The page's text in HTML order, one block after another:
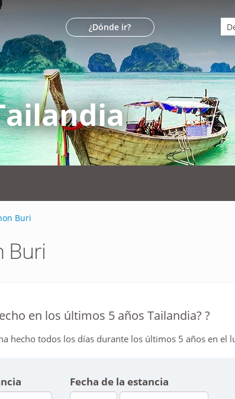
¿Dónde ir?
Buri
Buri
en los últimos 5 años Tailandia? ?
hecho todos los días durante los últimos 5 años en el
Fecha de la estancia